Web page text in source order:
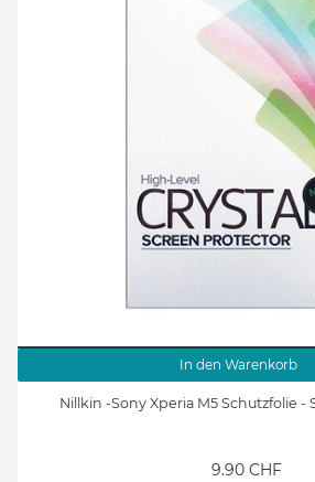
In den Warenkorb
Nillkin -Sony Xperia M5 Schutzfolie -
9.90 CHF